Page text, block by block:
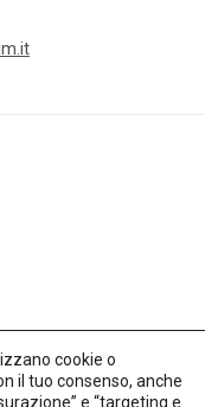
cookie o
il tuo consenso, anche
e “targeting e